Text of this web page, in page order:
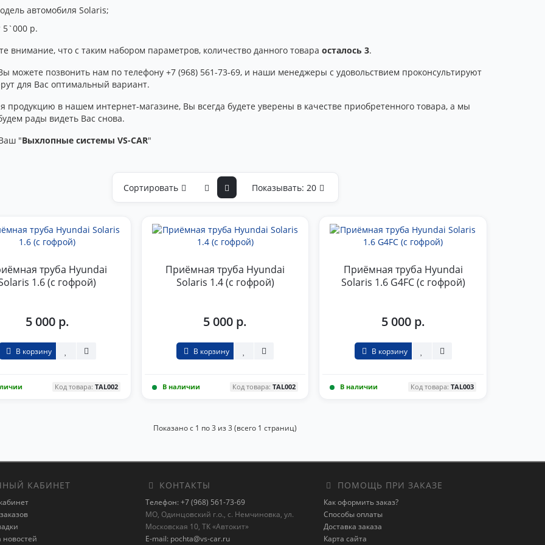
автомобиля Solaris;
5`000 р.
внимание, что с таким набором параметров, количество данного товара осталось 3.
можете позвонить нам по телефону +7 (968) 561-73-69, и наши менеджеры с удовольствием проконсультируют
для Вас оптимальный вариант.
продукцию в нашем интернет-магазине, Вы всегда будете уверены в качестве приобретенного товара, а мы
рады видеть Вас снова.
"Выхлопные системы VS-CAR"
Сортировать Показывать: 20
труба Hyundai
1.6 (с гофрой)
5 000 р.
В корзину
Код товара: TAL002
Приёмная труба Hyundai
Solaris 1.4 (с гофрой)
5 000 р.
В корзину
В наличии Код товара:TAL002
Приёмная труба Hyundai
Solaris 1.6 G4FC (с гофрой)
5 000 р.
В корзину
В наличии Код товара: TAL003
Показано с 1 по 3 из 3 (всего 1 страниц)
КАБИНЕТ
новостей
КОНТАКТЫ
Телефон: +7 (968) 561-73-69
МО, Одинцовский г.о., с. Немчиновка, ул.
Московская 10, ТК «Автокит»
E-mail: pochta@vs-car.ru
ПОМОЩЬ ПРИ ЗАКАЗЕ
Как оформить заказ?
Способы оплаты
Доставка заказа
Карта сайта